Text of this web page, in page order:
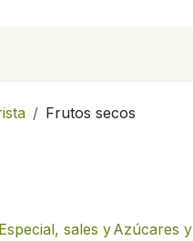
Frutos secos
Especial, sales yAzúcares y